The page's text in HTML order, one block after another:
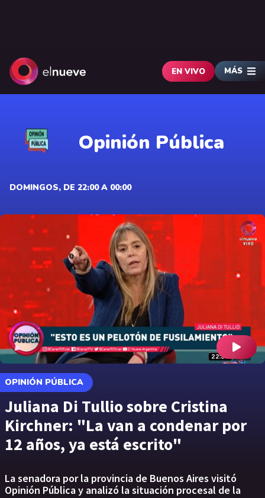
EN VIVO MÁS
Opinión Pública
DOMINGOS, DE 22:00 A 00:00
OPINIÓN PÚBLICA
Juliana Di Tullio sobre Cristina
Kirchner: "La van a condenar por
12 años, ya está escrito"
La senadora por la provincia de Buenos Aires visitó
Opinión Pública y analizó la situación procesal de la